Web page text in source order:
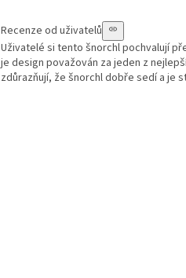
Recenze od uživatelů
Uživatelé si tento šnorchl pochvalují
je design považován za jeden z
zdůrazňují, že šnorchl dobře sedí a je